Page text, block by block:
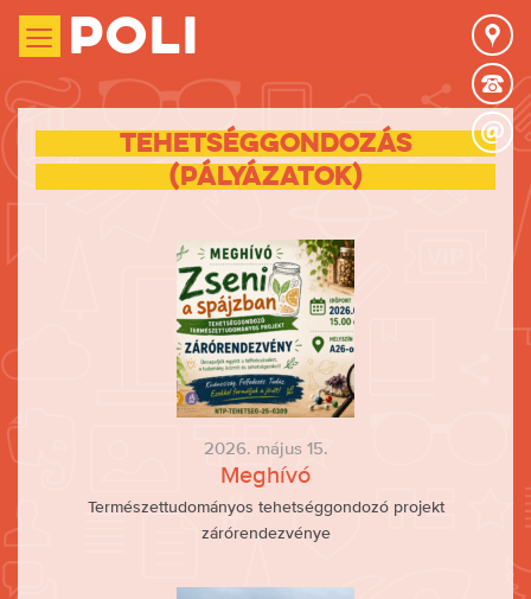
Poli
Tehetséggondozás
(Pályázatok)
2026. május 15.
Meghívó
Természettudományos tehetséggondozó projekt
zárórendezvénye